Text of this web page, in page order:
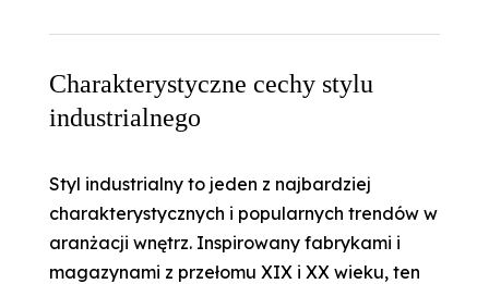
Charakterystyczne cechy stylu
industrialnego
Styl industrialny to jeden z najbardziej
charakterystycznych i popularnych trendów w
aranżacji wnętrz. Inspirowany fabrykami i
magazynami z przełomu XIX i XX wieku, ten